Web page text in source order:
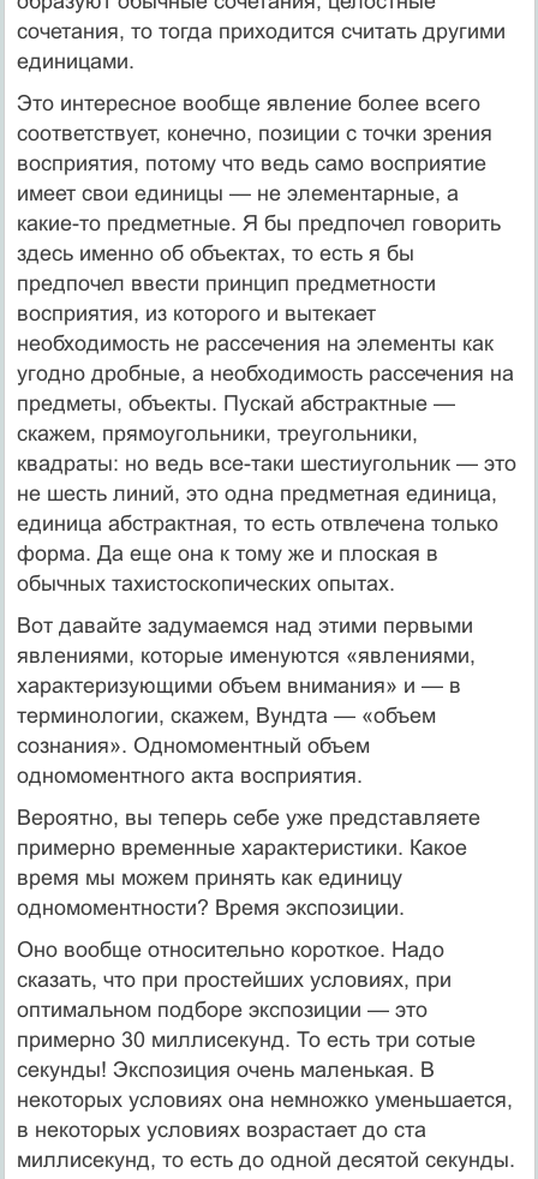
сочетания, то тогда приходится считать другими
единицами.
Это интересное вообще явление более всего
соответствует, конечно, позиции с точки зрения
восприятия, потому что ведь само восприятие
имеет свои единицы — не элементарные, а
какие-то предметные. Я бы предпочел говорить
здесь именно об объектах, то есть я бы
предпочел ввести принцип предметности
восприятия, из которого и вытекает
необходимость не рассечения на элементы как
угодно дробные, а необходимость рассечения на
предметы, объекты. Пускай абстрактные —
скажем, прямоугольники, треугольники,
квадраты: но ведь все-таки шестиугольник — это
не шесть линий, это одна предметная единица,
единица абстрактная, то есть отвлечена только
форма. Да еще она к тому же и плоская в
обычных тахистоскопических опытах.
Вот давайте задумаемся над этими первыми
явлениями, которые именуются «явлениями,
характеризующими объем внимания» и — в
терминологии, скажем, Вундта — «объем
сознания». Одномоментный объем
одномоментного акта восприятия.
Вероятно, вы теперь себе уже представляете
примерно временные характеристики. Какое
время мы можем принять как единицу
одномоментности? Время экспозиции.
Оно вообще относительно короткое. Надо
сказать, что при простейших условиях, при
оптимальном подборе экспозиции — это
примерно 30 миллисекунд. То есть три сотые
секунды! Экспозиция очень маленькая. В
некоторых условиях она немножко уменьшается,
в некоторых условиях возрастает до ста
миллисекунд, то есть до одной десятой секунды.